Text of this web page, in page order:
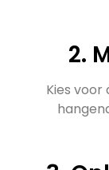
2.
Kies voor